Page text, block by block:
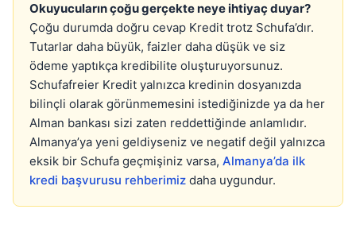
Okuyucuların çoğu gerçekte neye ihtiyaç duyar?
Çoğu durumda doğru cevap Kredit trotz Schufa’dır.
Tutarlar daha büyük, faizler daha düşük ve siz
ödeme yaptıkça kredibilite oluşturuyorsunuz.
Schufafreier Kredit yalnızca kredinin dosyanızda
bilinçli olarak görünmemesini istediğinizde ya da her
Alman bankası sizi zaten reddettiğinde anlamlıdır.
Almanya’ya yeni geldiyseniz ve negatif değil yalnızca
eksik bir Schufa geçmişiniz varsa, Almanya’da ilk
kredi başvurusu rehberimiz daha uygundur.